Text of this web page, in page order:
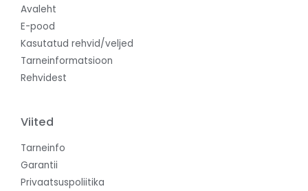
Avaleht
E-pood
Kasutatud rehvid/veljed
Tarneinformatsioon
Rehvidest
Viited
Tarneinfo
Garantii
Privaatsuspoliitika